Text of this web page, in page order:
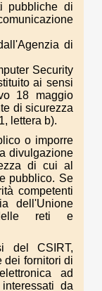
pubbliche di
di
Security
ai sensi
18 maggio
di sicurezza
lettera b).
o imporre
divulgazione
di cui al
pubblico. Se
competenti
dell'Unione
reti e
del CSIRT,
dei fornitori di
ad
da